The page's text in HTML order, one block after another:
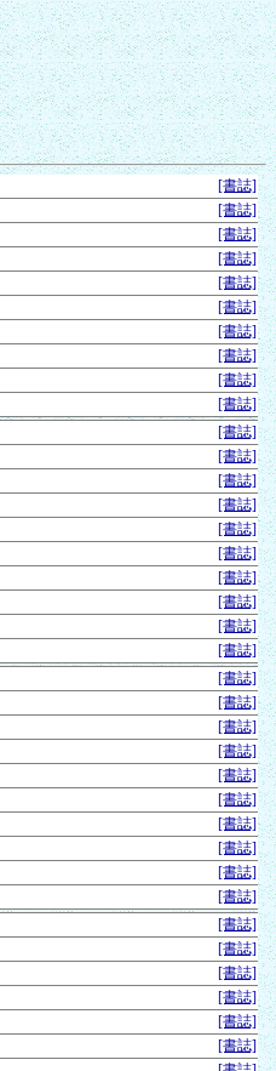
[書誌]
[書誌]
[書誌]
[書誌]
[書誌]
[書誌]
[書誌]
[書誌]
[書誌]
[書誌]
[書誌]
[書誌]
[書誌]
[書誌]
[書誌]
[書誌]
[書誌]
[書誌]
[書誌]
[書誌]
[書誌]
[書誌]
[書誌]
[書誌]
[書誌]
[書誌]
[書誌]
[書誌]
[書誌]
[書誌]
[書誌]
[書誌]
[書誌]
[書誌]
[書誌]
[書誌]